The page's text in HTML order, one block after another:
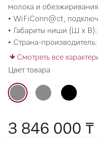
молока и
• WiFiConn@ct,
• Габариты ниши (Ш х
• Страна-
Смотреть все
Цвет товара
3 846 000 ₸